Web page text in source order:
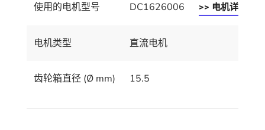
使用的电机型号 DC1626006 >> 电机详情
电机类型 直流电机
齿轮箱直径 (Ø mm) 15.5